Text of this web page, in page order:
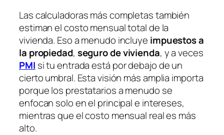
Las calculadoras más completas también
estiman el costo mensual total de la
vivienda. Eso a menudo incluye impuestos a
la propiedad, seguro de vivienda, y a veces
PMI si tu entrada está por debajo de un
cierto umbral. Esta visión más amplia importa
porque los prestatarios a menudo se
enfocan solo en el principal e intereses,
mientras que el costo mensual real es más
alto.